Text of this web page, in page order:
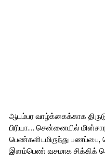
ஆடம்பர வாழ்க்கைக்காக
பிரியா… சென்னையில்
பெண்களிடமிருந்து பணப்பை,
இளம்பெண் வசமாக சிக்கிக்